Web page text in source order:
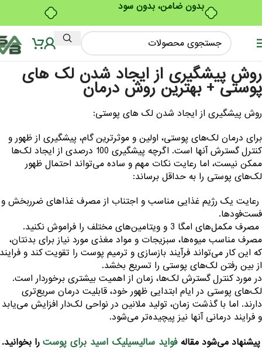
بدون ضامن، بدون سود
روش پیشگیری از ایجاد شدن لک های
پوستی + بهترین روش درمان
روش پیشگیری از ایجاد شدن لک های پوستی:
برای درمان لک‌های پوستی، اولین و موثرترین گام، پیشگیری از ظهور و
کنترل گسترش آنها است. اگرچه پیشگیری 100 درصدی از ایجاد لک‌ها
ممکن نیست، اما رعایت نکات مهم و ساده می‌تواند احتمال ظهور
لک‌های پوستی را به حداقل برساند:
رعایت یک رژیم غذایی مناسب و اجتناب از مصرف غذاهای ضرربخش و
فست‌فودها.
مصرف مکمل‌های امگا 3 و ویتامین‌های مختلف را فراموش نکنید.
مصرف مناسب میوه‌ها، سبزیجات و مواد مغذی مورد نیاز برای بدنتان،
که این کار می‌تواند فرآیند بازسازی و ترمیم پوست را تقویت کند و فرایند
از بین رفتن لک‌های پوستی را تسریع بخشد.
در مورد کنترل گسترش لک‌ها، زمان از اهمیت بیشتری برخوردار است.
لک‌های پوستی در ایام ابتدایی ظهور خود، قابلیت درمان سریع‌تری
دارند. اما با گذشت زمان، تولید ملانین در نواحی لک‌دار افزایش می‌یابد
و فرایند درمانی آنها نیز پیچیده‌تر می‌شود.
پیشنهاد می‌شود مقاله فواید سالیسیلیک اسید برای پوسترا بخوانید.